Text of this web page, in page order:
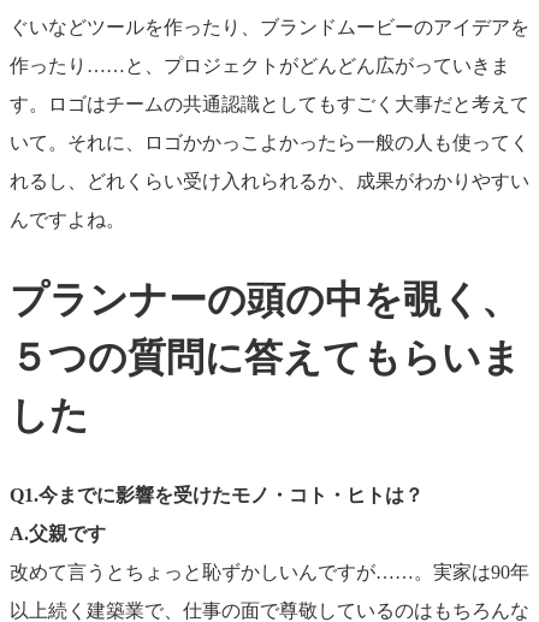
ぐいなどツールを作ったり、ブランドムービーのアイデアを
作ったり……と、プロジェクトがどんどん広がっていきま
す。ロゴはチームの共通認識としてもすごく大事だと考えて
いて。それに、ロゴかかっこよかったら一般の人も使ってく
れるし、どれくらい受け入れられるか、成果がわかりやすい
んですよね。
プランナーの頭の中を覗く、
５つの質問に答えてもらいま
した
Q1.今までに影響を受けたモノ・コト・ヒトは？
A.父親です
改めて言うとちょっと恥ずかしいんですが……。実家は90年
以上続く建築業で、仕事の面で尊敬しているのはもちろんな